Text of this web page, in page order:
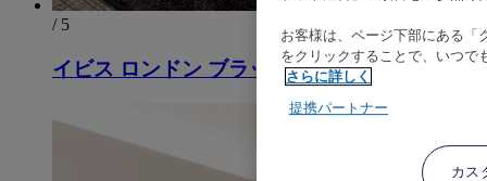
/ 5
イビス ロンドン ブラックフライアーズ
お客様は、ページ下部にある「
をクリックすることで、いつで
さらに詳しく
提携パートナー
カス